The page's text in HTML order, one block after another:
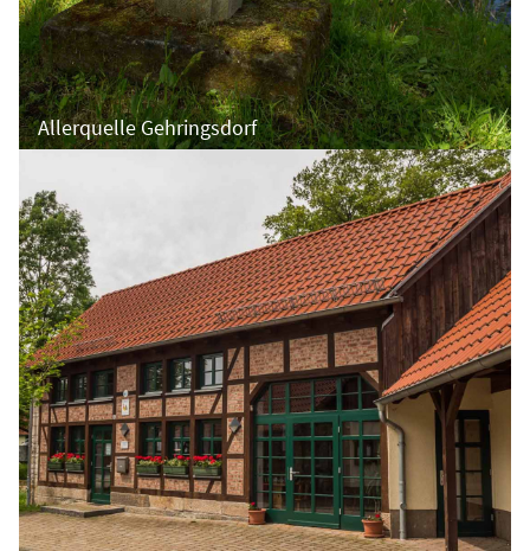
Allerquelle Gehringsdorf